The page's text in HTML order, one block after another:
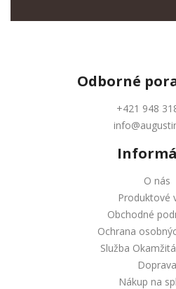
Odborné
+421 948
O nás
Produktové
Obchodné
Ochrana
Služba
Doprava
Nákup na